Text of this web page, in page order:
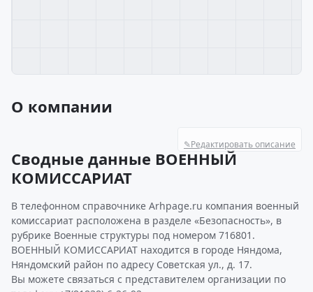
О компании
✎Редактировать описание
Сводные данные ВОЕННЫЙ
КОМИССАРИАТ
В телефонном справочнике Arhpage.ru компания военный
комиссариат расположена в разделе «Безопасность», в
рубрике Военные структуры под номером 716801.
ВОЕННЫЙ КОМИССАРИАТ находится в городе Няндома,
Няндомский район по адресу Советская ул., д. 17.
Вы можете связаться с представителем организации по